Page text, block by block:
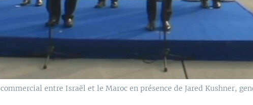
entre Israël et le Maroc en présence de Jared Kushner,